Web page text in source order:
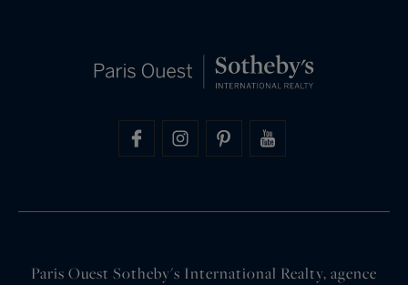
Paris Ouest Sotheby's International Realty, agence